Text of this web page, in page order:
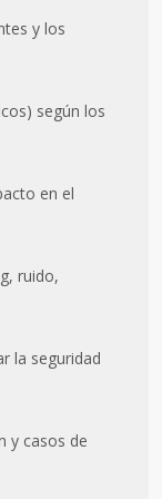
y los
según los
en el
ruido,
la seguridad
y casos de
Nuria Valdeón
Responsable de